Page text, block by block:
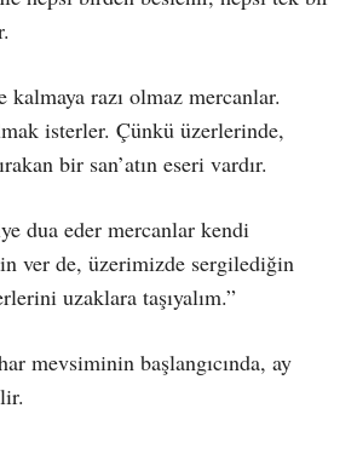
kalmaya razı olmaz mercanlar.
isterler. Çünkü üzerlerinde,
bir san’atın eseri vardır.
dua eder mercanlar kendi
ver de, üzerimizde sergilediğin
uzaklara taşıyalım.”
mevsiminin başlangıcında, ay